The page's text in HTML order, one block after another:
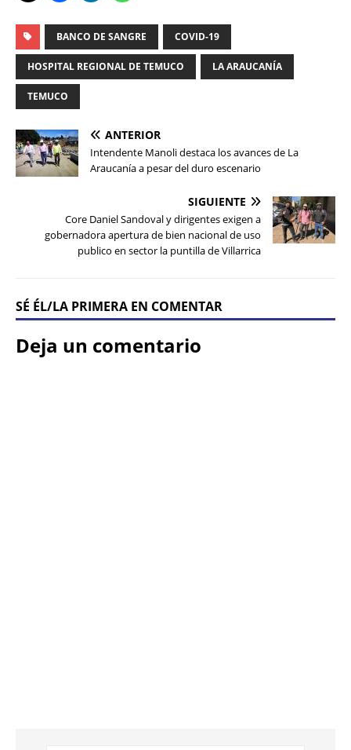
BANCO DE SANGRE COVID-19
HOSPITAL REGIONAL DE TEMUCO LA ARAUCANÍA
TEMUCO
ANTERIOR
Intendente Manoli destaca los avances de La
Araucanía a pesar del duro escenario
SIGUIENTE
Core Daniel Sandoval y dirigentes exigen a
gobernadora apertura de bien nacional de uso
publico en sector la puntilla de Villarrica
SÉ ÉL/LA PRIMERA EN COMENTAR
Deja un comentario